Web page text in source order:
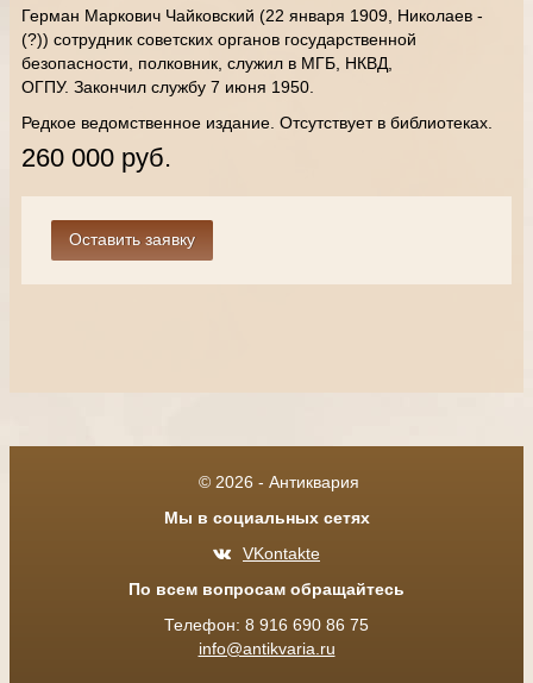
Герман Маркович Чайковский (22 января 1909, Николаев -
(?)) сотрудник советских органов государственной
безопасности, полковник, служил в МГБ, НКВД,
ОГПУ. Закончил службу 7 июня 1950.
Редкое ведомственное издание. Отсутствует в библиотеках.
260 000 руб.
© 2026 - Антиквария
Мы в социальных сетях
VKontakte
По всем вопросам обращайтесь
Телефон: 8 916 690 86 75
info@antikvaria.ru